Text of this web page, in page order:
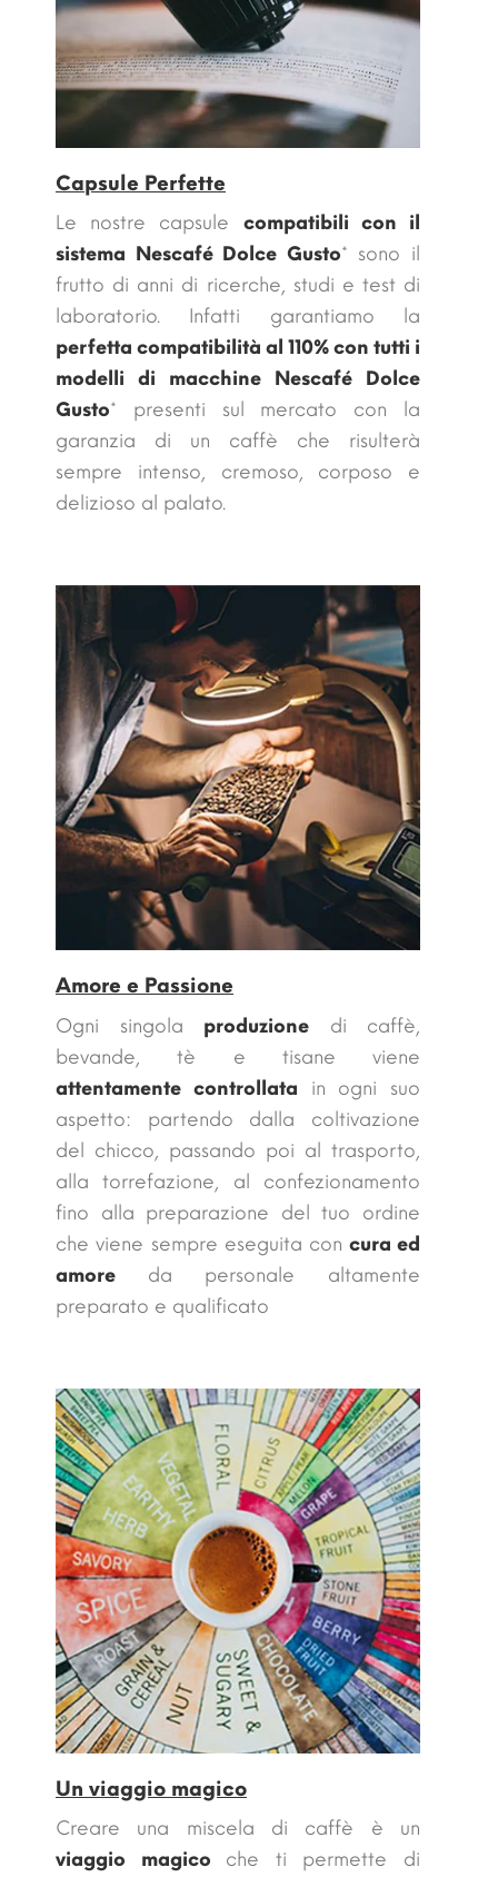
Capsule Perfette
Le nostre capsule compatibili con il
sistema Nescafé Dolce Gusto* sono il
frutto di anni di ricerche, studi e test di
laboratorio. Infatti garantiamo la
perfetta compatibilità al 110% con tutti i
modelli di macchine Nescafé Dolce
Gusto* presenti sul mercato con la
garanzia di un caffè che risulterà
sempre intenso, cremoso, corposo e
delizioso al palato.
Amore e Passione
Ogni singola produzione di caffè,
bevande, tè e tisane viene
attentamente controllata in ogni suo
aspetto: partendo dalla coltivazione
del chicco, passando poi al trasporto,
alla torrefazione, al confezionamento
fino alla preparazione del tuo ordine
che viene sempre eseguita con cura ed
amore da personale altamente
preparato e qualificato
Un viaggio magico
Creare una miscela di caffè è un
viaggio magico che ti permette di